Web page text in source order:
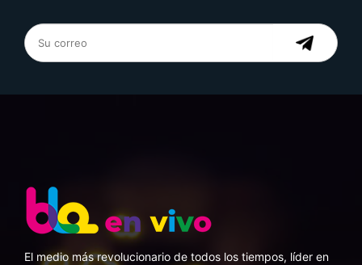
El medio más revolucionario de todos los tiempos, líder en